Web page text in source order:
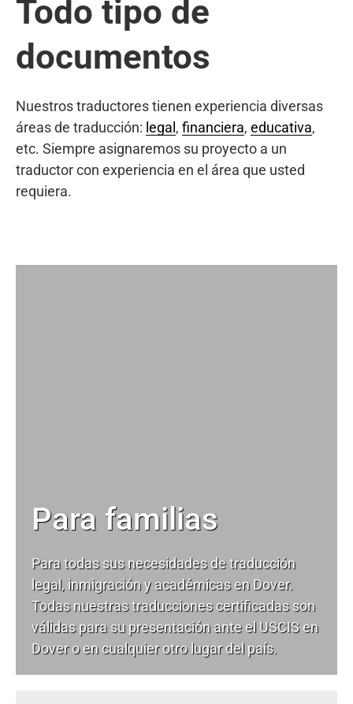
Todo tipo de
documentos
Nuestros traductores tienen experiencia diversas
áreas de traducción: legal , financiera, educativa,
etc. Siempre asignaremos su proyecto a un
traductor con experiencia en el área que usted
requiera.
Para familias
Para todas sus necesidades detraducción
legal, inmigración y académicas en Dover.
Todas nuestras traducciones certificadas son
válidas para su presentación ante el USCIS en
Dover o en cualquier otro lugar del país.